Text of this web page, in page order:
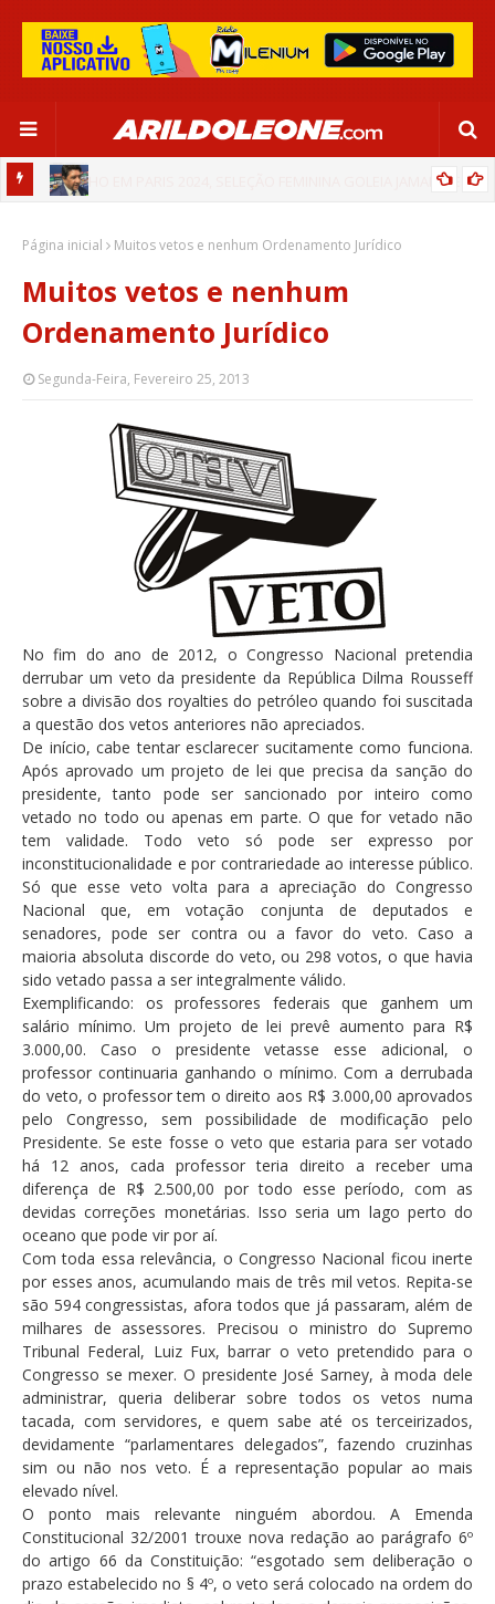
“SATISFAÇÃO MUITO GRANDE”
Página inicial Muitos vetos e nenhum Ordenamento Jurídico
Muitos vetos e nenhum
Ordenamento Jurídico
Segunda-Feira, Fevereiro 25, 2013
No fim do ano de 2012, o Congresso Nacional pretendia
derrubar um veto da presidente da República Dilma Rousseff
sobre a divisão dos royalties do petróleo quando foi suscitada
a questão dos vetos anteriores não apreciados.
De início, cabe tentar esclarecer sucitamente como funciona.
Após aprovado um projeto de lei que precisa da sanção do
presidente, tanto pode ser sancionado por inteiro como
vetado no todo ou apenas em parte. O que for vetado não
tem validade. Todo veto só pode ser expresso por
inconstitucionalidade e por contrariedade ao interesse público.
Só que esse veto volta para a apreciação do Congresso
Nacional que, em votação conjunta de deputados e
senadores, pode ser contra ou a favor do veto. Caso a
maioria absoluta discorde do veto, ou 298 votos, o que havia
sido vetado passa a ser integralmente válido.
Exemplificando: os professores federais que ganhem um
salário mínimo. Um projeto de lei prevê aumento para R$
3.000,00. Caso o presidente vetasse esse adicional, o
professor continuaria ganhando o mínimo. Com a derrubada
do veto, o professor tem o direito aos R$ 3.000,00 aprovados
pelo Congresso, sem possibilidade de modificação pelo
Presidente. Se este fosse o veto que estaria para ser votado
há 12 anos, cada professor teria direito a receber uma
diferença de R$ 2.500,00 por todo esse período, com as
devidas correções monetárias. Isso seria um lago perto do
oceano que pode vir por aí.
Com toda essa relevância, o Congresso Nacional ficou inerte
por esses anos, acumulando mais de três mil vetos. Repita-se
são 594 congressistas, afora todos que já passaram, além de
milhares de assessores. Precisou o ministro do Supremo
Tribunal Federal, Luiz Fux, barrar o veto pretendido para o
Congresso se mexer. O presidente José Sarney, à moda dele
administrar, queria deliberar sobre todos os vetos numa
tacada, com servidores, e quem sabe até os terceirizados,
devidamente “parlamentares delegados”, fazendo cruzinhas
sim ou não nos veto. É a representação popular ao mais
elevado nível.
O ponto mais relevante ninguém abordou. A Emenda
Constitucional 32/2001 trouxe nova redação ao parágrafo 6º
do artigo 66 da Constituição: “esgotado sem deliberação o
prazo estabelecido no § 4º, o veto será colocado na ordem do